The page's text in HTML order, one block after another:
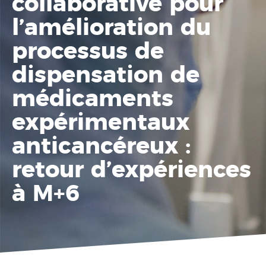
l’amélioration du
processus de
dispensation de
médicaments
expérimentaux
anticancéreux :
retour d’expériences
à M+6